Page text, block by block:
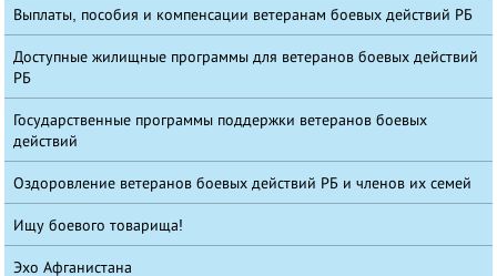
Выплаты, пособия и компенсации ветеранам боевых действий РБ
Доступные жилищные программы для ветеранов боевых действий
РБ
Государственные программы поддержки ветеранов боевых
действий
Оздоровление ветеранов боевых действий РБ и членов их семей
Ищу боевого товарища!
Эхо Афганистана